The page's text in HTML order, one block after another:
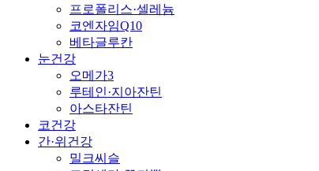
프로폴리스·셀레늄
코엔자임Q10
베타글루칸
눈건강
오메가3
루테인·지아잔틴
아스타잔틴
코건강
간·위건강
밀크씨슬